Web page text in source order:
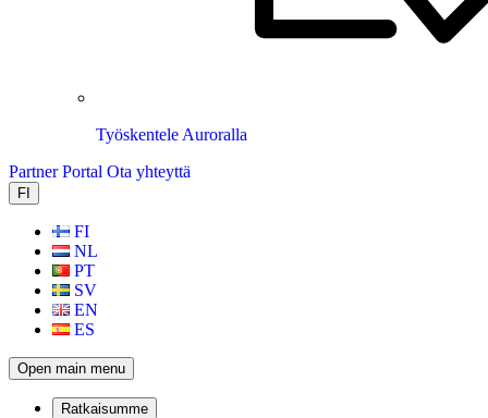
Työskentele Auroralla
Partner Portal Ota yhteyttä
FI
FI
NL
PT
SV
EN
ES
Open main menu
Ratkaisumme